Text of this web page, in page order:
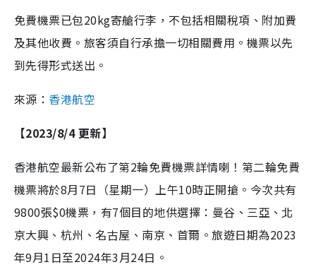
免費機票已包20kg寄艙行李，不包括相關稅項、附加費
及其他收費。旅客須自行承擔一切相關費用。機票以先
到先得形式送出。
來源： 香港航空
【2023/8/4 更新】
香港航空最新公布了第2輪免費機票詳情喇！第二輪免費
機票將於8月7日（星期一）上午10時正開搶。今次共有
9800張$0機票，有7個目的地供選擇：曼谷、三亞、北
京大興、杭州、名古屋、南京、首爾。旅遊日期為2023
年9月1日至2024年3月24日。